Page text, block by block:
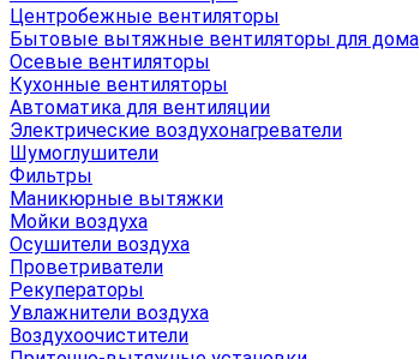
Центробежные вентиляторы
Бытовые вытяжные вентиляторы для дома
Осевые вентиляторы
Кухонные вентиляторы
Автоматика для вентиляции
Электрические воздухонагреватели
Шумоглушители
Фильтры
Маникюрные вытяжки
Мойки воздуха
Осушители воздуха
Проветриватели
Рекуператоры
Увлажнители воздуха
Воздухоочистители